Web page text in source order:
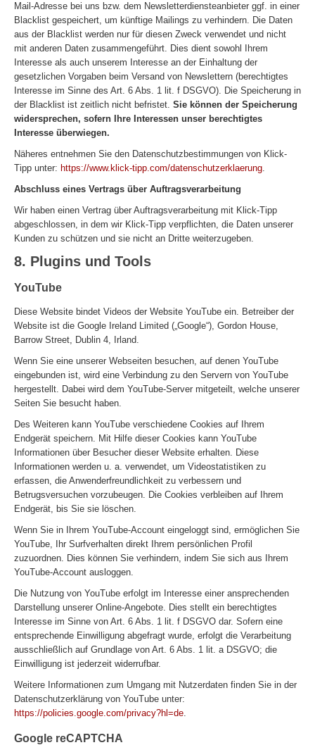
Mail-Adresse bei uns bzw. dem Newsletterdiensteanbieter ggf. in einer
Blacklist gespeichert, um künftige Mailings zu verhindern. Die Daten
aus der Blacklist werden nur für diesen Zweck verwendet und nicht
mit anderen Daten zusammengeführt. Dies dient sowohl Ihrem
Interesse als auch unserem Interesse an der Einhaltung der
gesetzlichen Vorgaben beim Versand von Newslettern (berechtigtes
Interesse im Sinne des Art. 6 Abs. 1 lit. f DSGVO). Die Speicherung in
der Blacklist ist zeitlich nicht befristet. Sie können der Speicherung
widersprechen, sofern Ihre Interessen unser berechtigtes
Interesse überwiegen.
Näheres entnehmen Sie den Datenschutzbestimmungen von Klick-
Tipp unter: https://www.klick-tipp.com/datenschutzerklaerung.
Abschluss eines Vertrags über Auftragsverarbeitung
Wir haben einen Vertrag über Auftragsverarbeitung mit Klick-Tipp
abgeschlossen, in dem wir Klick-Tipp verpflichten, die Daten unserer
Kunden zu schützen und sie nicht an Dritte weiterzugeben.
8. Plugins und Tools
YouTube
Diese Website bindet Videos der Website YouTube ein. Betreiber der
Website ist die Google Ireland Limited („Google“), Gordon House,
Barrow Street, Dublin 4, Irland.
Wenn Sie eine unserer Webseiten besuchen, auf denen YouTube
eingebunden ist, wird eine Verbindung zu den Servern von YouTube
hergestellt. Dabei wird dem YouTube-Server mitgeteilt, welche unserer
Seiten Sie besucht haben.
Des Weiteren kann YouTube verschiedene Cookies auf Ihrem
Endgerät speichern. Mit Hilfe dieser Cookies kann YouTube
Informationen über Besucher dieser Website erhalten. Diese
Informationen werden u. a. verwendet, um Videostatistiken zu
erfassen, die Anwenderfreundlichkeit zu verbessern und
Betrugsversuchen vorzubeugen. Die Cookies verbleiben auf Ihrem
Endgerät, bis Sie sie löschen.
Wenn Sie in Ihrem YouTube-Account eingeloggt sind, ermöglichen Sie
YouTube, Ihr Surfverhalten direkt Ihrem persönlichen Profil
zuzuordnen. Dies können Sie verhindern, indem Sie sich aus Ihrem
YouTube-Account ausloggen.
Die Nutzung von YouTube erfolgt im Interesse einer ansprechenden
Darstellung unserer Online-Angebote. Dies stellt ein berechtigtes
Interesse im Sinne von Art. 6 Abs. 1 lit. f DSGVO dar. Sofern eine
entsprechende Einwilligung abgefragt wurde, erfolgt die Verarbeitung
ausschließlich auf Grundlage von Art. 6 Abs. 1 lit. a DSGVO; die
Einwilligung ist jederzeit widerrufbar.
Weitere Informationen zum Umgang mit Nutzerdaten finden Sie in der
Datenschutzerklärung von YouTube unter:
https://policies.google.com/privacy?hl=de.
Google reCAPTCHA